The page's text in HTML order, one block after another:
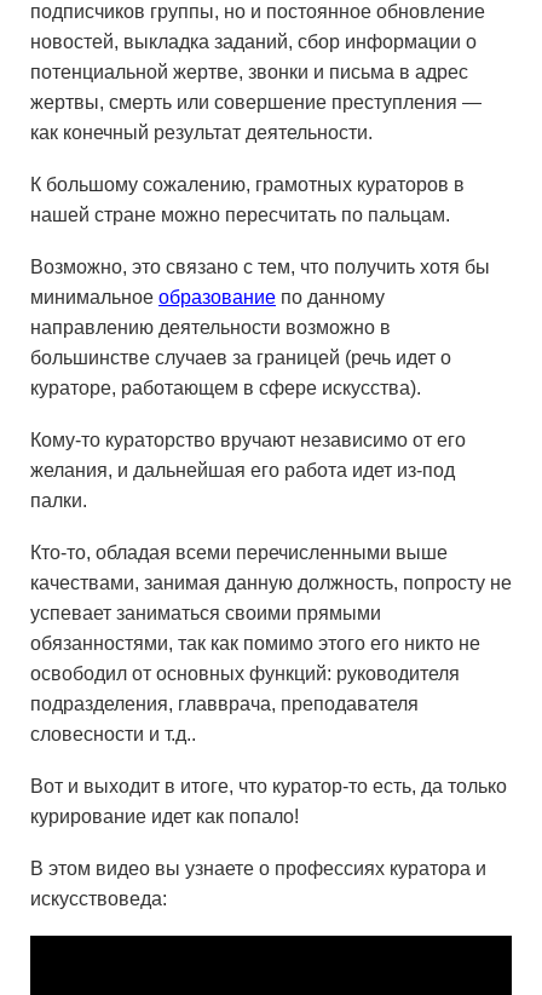
подписчиков группы, но и постоянное обновление
новостей, выкладка заданий, сбор информации о
потенциальной жертве, звонки и письма в адрес
жертвы, смерть или совершение преступления —
как конечный результат деятельности.
К большому сожалению, грамотных кураторов в
нашей стране можно пересчитать по пальцам.
Возможно, это связано с тем, что получить хотя бы
минимальное образование по данному
направлению деятельности возможно в
большинстве случаев за границей (речь идет о
кураторе, работающем в сфере искусства).
Кому-то кураторство вручают независимо от его
желания, и дальнейшая его работа идет из-под
палки.
Кто-то, обладая всеми перечисленными выше
качествами, занимая данную должность, попросту не
успевает заниматься своими прямыми
обязанностями, так как помимо этого его никто не
освободил от основных функций: руководителя
подразделения, главврача, преподавателя
словесности и т.д..
Вот и выходит в итоге, что куратор-то есть, да только
курирование идет как попало!
В этом видео вы узнаете о профессиях куратора и
искусствоведа: